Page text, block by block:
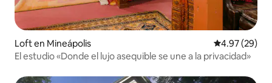
Loft en Mineápolis Calificación
4.97 (29)
El estudio «Donde el lujo asequible se une a la privacidad»